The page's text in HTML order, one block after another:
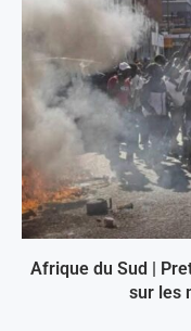
Afrique du Sud |
sur les